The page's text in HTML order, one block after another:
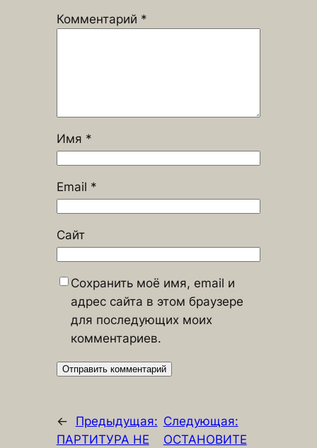
Комментарий *
Имя *
Email *
Сайт
Сохранить моё имя, email и
адрес сайта в этом браузере
для последующих моих
комментариев.
←
Предыдущая:
ПАРТИТУРА НЕ
Следующая:
ОСТАНОВИТЕ